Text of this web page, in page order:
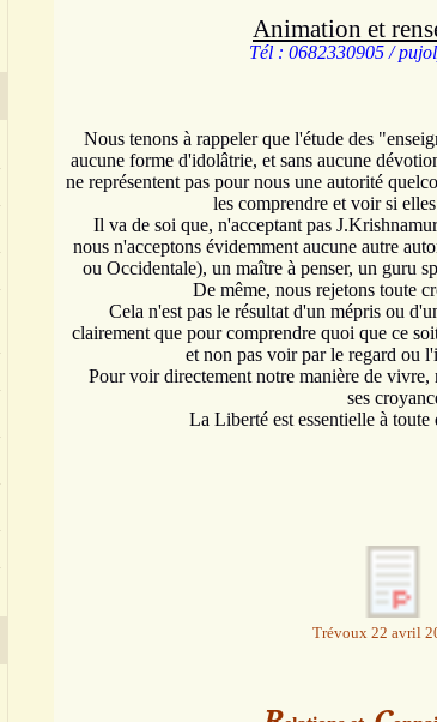
Animation et
Tél : 0682330905 /
Nous tenons à rappeler que l'étude des
aucune forme d'idolâtrie, et sans aucune
ne représentent pas pour nous une autorité
les comprendre et voir si
Il va de soi que, n'acceptant pas
nous n'acceptons évidemment aucune autre
ou Occidentale), un maître à penser, un guru
De même, nous rejetons toute
Cela n'est pas le résultat d'un mépris ou
clairement que pour comprendre quoi que ce
et non pas voir par le regard ou
Pour voir directement notre manière de vivre,
ses
La Liberté est essentielle à
Trévoux 22 avril